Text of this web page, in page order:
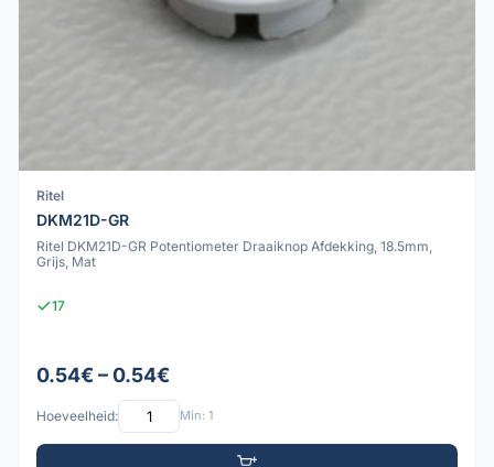
Ritel
DKM21D-GR
Ritel DKM21D-GR Potentiometer Draaiknop Afdekking, 18.5mm,
Grijs, Mat
17
0.54€ – 0.54€
Hoeveelheid: Min: 1